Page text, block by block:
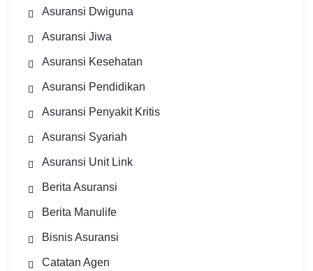
Asuransi Dwiguna
Asuransi Jiwa
Asuransi Kesehatan
Asuransi Pendidikan
Asuransi Penyakit Kritis
Asuransi Syariah
Asuransi Unit Link
Berita Asuransi
Berita Manulife
Bisnis Asuransi
Catatan Agen